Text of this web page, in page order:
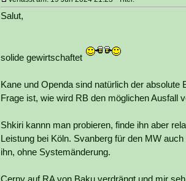
Salut,
solide gewirtschaftet
Kane und Openda sind natürlich der
Frage ist, wie wird RB den möglichen Ausfall
Shkiri kannn man probieren, finde ihn aber
Leistung bei Köln. Svanberg für den MW
ihn, ohne Systemänderung.